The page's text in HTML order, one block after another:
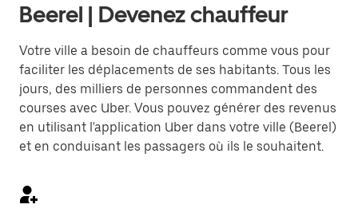
Beerel | Devenez chauffeur
Votre ville a besoin de chauffeurs comme vous pour
faciliter les déplacements de ses habitants. Tous les
jours, des milliers de personnes commandent des
courses avec Uber. Vous pouvez générer des revenus
en utilisant l'application Uber dans votre ville (Beerel)
et en conduisant les passagers où ils le souhaitent.